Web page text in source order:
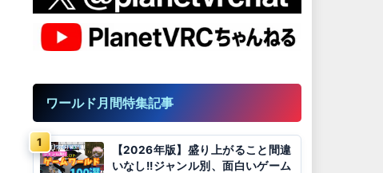
ワールド月間特集記事
【2026年版】盛り上がること間違
いなし!!ジャンル別、面白いゲーム